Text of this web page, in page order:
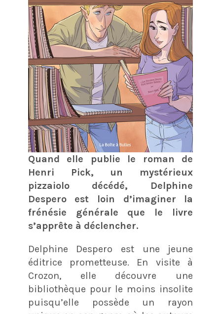
Quand elle publie le roman de
Henri Pick, un mystérieux
pizzaiolo décédé, Delphine
Despero est loin d’imaginer la
frénésie générale que le livre
s’apprête à déclencher.
Delphine Despero est une jeune
éditrice prometteuse. En visite à
Crozon, elle découvre une
bibliothèque pour le moins insolite
puisqu’elle possède un rayon